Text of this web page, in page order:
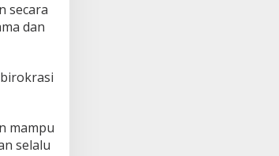
secara
dan
mampu
selalu